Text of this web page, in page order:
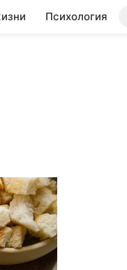
Психология